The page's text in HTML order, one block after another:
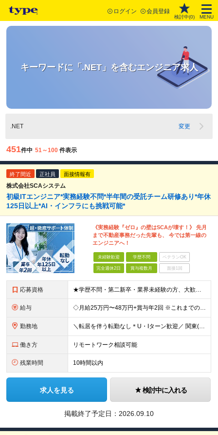
ログイン 会員登録
検討中(0) MENU
キーワードに「.NET」を含むエンジニア求人
.NET 変更
451件中 51～100 件表示
終了間近 正社員 面接情報有
株式会社SCAシステム
初級ITエンジニア*実務経験不問*半年間の受託チーム研修あり*年休
125日以上*AI・インフラにも挑戦可能*
《実務経験『ゼロ』の壁はSCAが壊す！》 先月
まで不動産事務だった先輩も、 今では第一線の
エンジニアへ！
未経験歓迎 学歴不問 ベテランOK
完全週休2日 賞与複数月 面接1回
応募資格 ★学歴不問・第二新卒・業界未経験の方、大歓迎★ 「学校やスクール、独学でITの勉強はしたけれど、実務経験がなくて仕事が見つからない…」 「別の仕事をしていたけれど、やっぱりエンジニアの夢を諦めきれない
給与 ◇月給25万円〜48万円+賞与年2回 ※これまでの「ご経験」や「スキル」を最大限考慮の上、金額を決定 ※残業代は別途100%支給いたします。 【固定残業代について】 なし（残業代は、実際の労働時
勤務地 ＼転居を伴う転勤なし＊U・Iターン歓迎／ 関東(東京・神奈川・千葉・埼玉)、関西(大阪・京都・奈良・兵庫)、東海(愛知・岐阜・三重)の各プロジェクト先、もしくは名古屋支社での勤務となります。 ◇東京
働き方 リモートワーク相談可能
残業時間 10時間以内
求人を見る 検討中に入れる
掲載終了予定日： 2026.09.10